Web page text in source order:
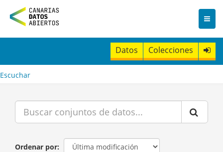
n
t
Datos Colecciones
Escuchar
Ordenar por